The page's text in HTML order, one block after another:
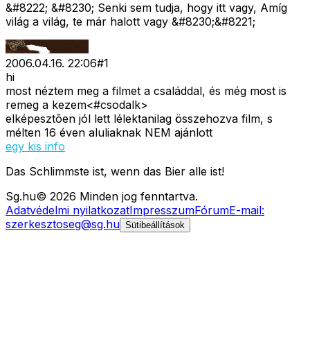
&#8222; &#8230; Senki sem tudja, hogy itt vagy, Amíg
világ a világ, te már halott vagy &#8230;&#8221;
2006.04.16. 22:06#1
hi
most néztem meg a filmet a családdal, és még most is
remeg a kezem<#csodalk>
elképesztõen jól lett lélektanilag összehozva film, s
mélten 16 éven aluliaknak NEM ajánlott
egy kis info
Das Schlimmste ist, wenn das Bier alle ist!
Sg.hu© 2026 Minden jog fenntartva.
Adatvédelmi nyilatkozatImpresszumFórumE-mail:
szerkesztoseg@sg.hu Sütibeállítások